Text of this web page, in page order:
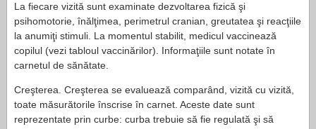
La fiecare vizită sunt exa­minate dezvoltarea fizică şi
psihomotorie, înălţimea, peri­metrul cranian, greutatea şi reacţiile
la anumiţi stimuli. La momentul stabilit, medi­cul vaccinează
copilul (vezi tabloul vaccinărilor). Infor­maţiile sunt notate în
carne­tul de sănătate.
Creşterea. Creşterea se eva­luează comparând, vizită cu vizită,
toate măsurătorile înscrise în carnet. Aceste date sunt
reprezentate prin curbe: curba trebuie să fie regulată şi să